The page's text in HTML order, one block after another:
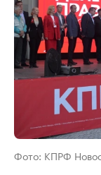
Фото: КПРФ